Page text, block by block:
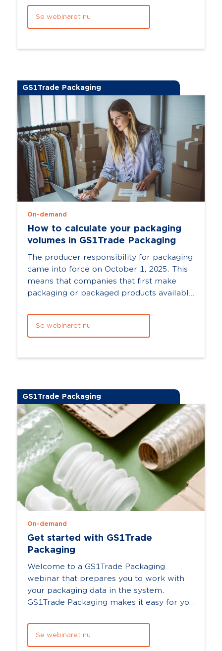
deklarere...
Se webinaret nu
GS1Trade Packaging
On-demand
How to calculate your packaging
volumes in GS1Trade Packaging
The producer responsibility for packaging
came into force on October 1, 2025. This
means that companies that first make
packaging or packaged products available
Se webinaret nu
GS1Trade Packaging
On-demand
Get started with GS1Trade
Packaging
Welcome to a GS1Trade Packaging
webinar that prepares you to work with
your packaging data in the system.
GS1Trade Packaging makes it easy for you
packagin...
Se webinaret nu